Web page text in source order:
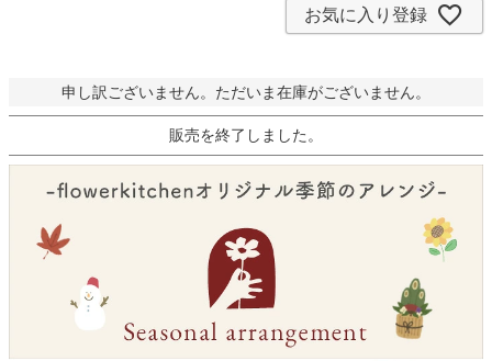
お気に入り登録
申し訳ございません。ただいま在庫がございません。
販売を終了しました。